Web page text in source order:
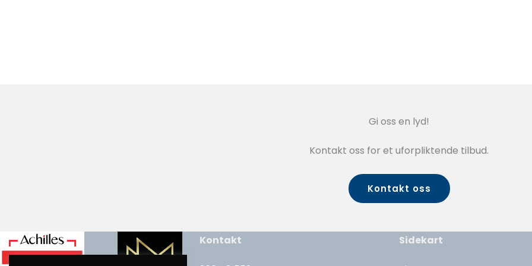
Gi oss en lyd!
Kontakt oss for et uforpliktende tilbud.
Kontakt oss
Kontakt Sidekart